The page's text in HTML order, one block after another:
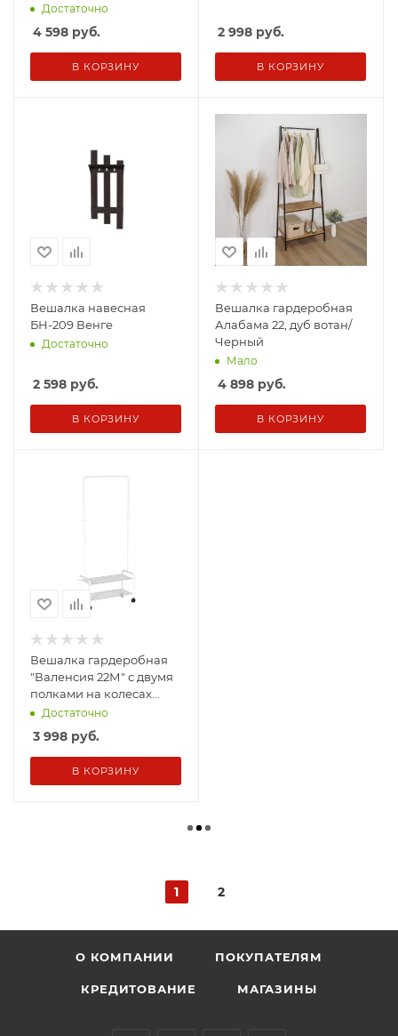
Достаточно
4 598 руб.
В КОРЗИНУ
2 998 руб.
В КОРЗИНУ
Вешалка навесная
БН-209 Венге
Достаточно
2 598 руб.
В КОРЗИНУ
Вешалка гардеробная
Алабама 22, дуб вотан/
Черный
Мало
4 898 руб.
В КОРЗИНУ
Вешалка гардеробная
"Валенсия 22М" с двумя
полками на колесах
Белый
Достаточно
3 998 руб.
В КОРЗИНУ
1 2
О КОМПАНИИ ПОКУПАТЕЛЯМ
КРЕДИТОВАНИЕ МАГАЗИНЫ